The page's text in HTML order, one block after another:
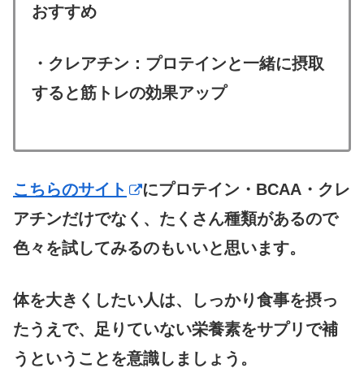
おすすめ
・クレアチン：プロテインと一緒に摂取
すると筋トレの効果アップ
こちらのサイト
にプロテイン・BCAA・クレ
アチンだけでなく、たくさん種類があるので
色々を試してみるのもいいと思います。
体を大きくしたい人は、しっかり食事を摂っ
たうえで、 足りていない栄養素をサプリで補
うということを意識しましょう。